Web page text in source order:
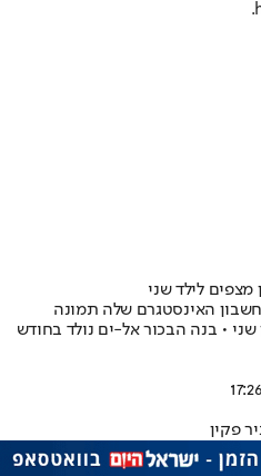
לילד שני
האינסטגרם שלה תמונה
• בנה הבכור אל-ים נולד בחודש
פקין